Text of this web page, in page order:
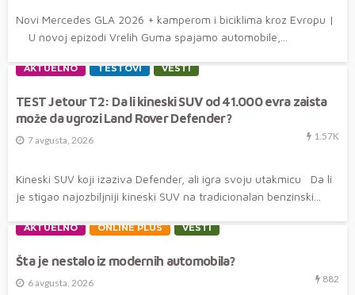
Novi Mercedes GLA 2026 + kamperom i biciklima kroz Evropu |
U novoj epizodi Vrelih Guma spajamo automobile,...
AKTUELNO TESTOVI VESTI
TEST Jetour T2: Da li kineski SUV od 41.000 evra zaista
može da ugrozi Land Rover Defender?
7 avgusta, 2026 1.57K
Kineski SUV koji izaziva Defender, ali igra svoju utakmicu Da li
je stigao najozbiljniji kineski SUV na tradicionalan benzinski...
AKTUELNO ONLINE PLUS VESTI
Šta je nestalo iz modernih automobila?
6 avgusta, 2026 882